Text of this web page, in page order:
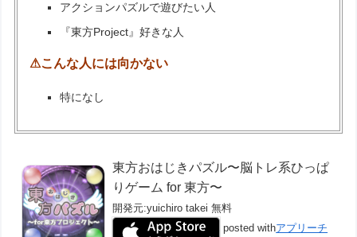
アクションパズルで遊びたい人
『東方Project』好きな人
⚠こんな人には向かない
特になし
東方おはじきパズル〜脳トレ系ひっぱ
りゲーム for 東方〜
開発元:yuichiro takei 無料
posted withアプリーチ